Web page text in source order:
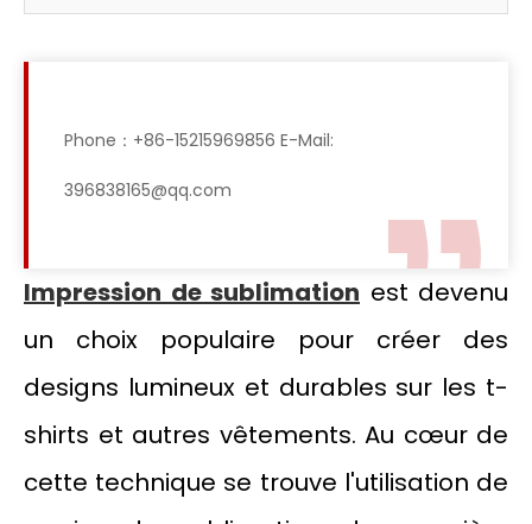
Phone：+86-15215969856 E-Mail:
396838165@qq.com
Impression de sublimation est devenu
un choix populaire pour créer des
designs lumineux et durables sur les t-
shirts et autres vêtements. Au cœur de
cette technique se trouve l'utilisation de